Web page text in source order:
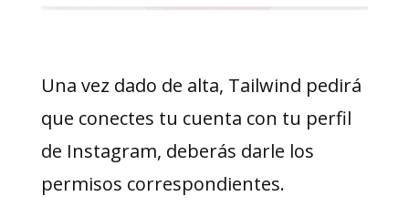
Una vez dado de alta, Tailwind pedirá
que conectes tu cuenta con tu perfil
de Instagram, deberás darle los
permisos correspondientes.